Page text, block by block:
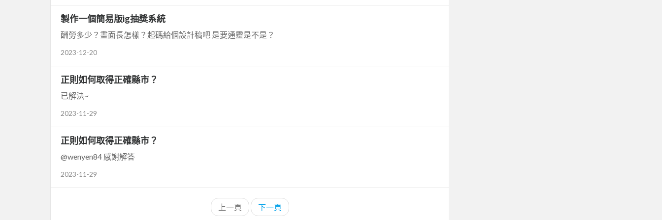
製作一個簡易版ig抽獎系統
酬勞多少？畫面長怎樣？起碼給個設計稿吧 是要通靈是不是？
2023-12-20
正則如何取得正確縣市？
已解決~
2023-11-29
正則如何取得正確縣市？
@wenyen84 感謝解答
2023-11-29
上一頁 下一頁